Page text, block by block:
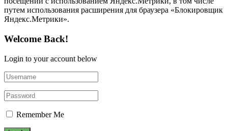
путем использования расширения для браузера «Блокировщик
Яндекс.Метрики».
Welcome Back!
Login to your account below
Remember Me